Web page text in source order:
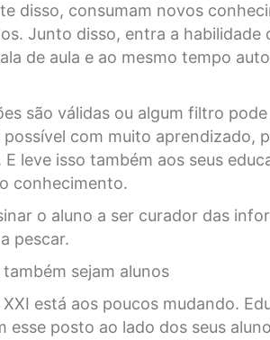
disso, consumam novos
Junto disso, entra a
de aula e ao mesmo tempo
são válidas ou algum filtro
com muito aprendizado,
leve isso também aos seus
conhecimento.
o aluno a ser curador das
pescar.
sejam alunos
está aos poucos mudando.
esse posto ao lado dos seus